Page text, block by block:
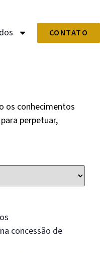
CONTATO
os conhecimentos
perpetuar,
concessão de